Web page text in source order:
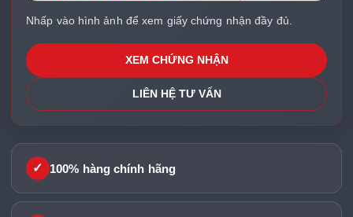
Nhấp vào hình ảnh để xem giấy chứng nhận đầy đủ.
XEM CHỨNG NHẬN
LIÊN HỆ TƯ VẤN
✓ 100% hàng chính hãng